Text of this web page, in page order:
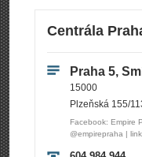
Centrála
Praha 5,
15000
Plzeňská 155/
Facebook: Empire
@empirepraha |